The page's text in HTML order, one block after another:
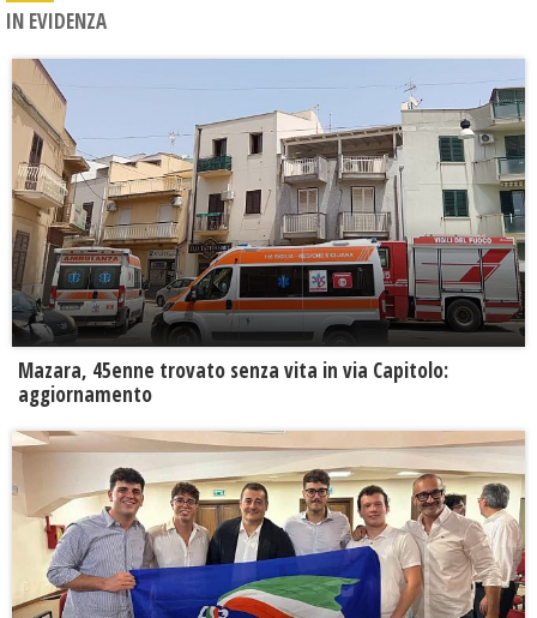
IN EVIDENZA
Mazara, 45enne trovato senza vita in via Capitolo:
aggiornamento